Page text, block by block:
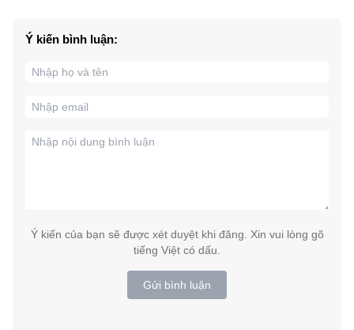
Ý kiến bình luận:
Ý kiến của bạn sẽ được xét duyệt khi đăng. Xin vui lòng gõ
tiếng Việt có dấu.
Gửi bình luận